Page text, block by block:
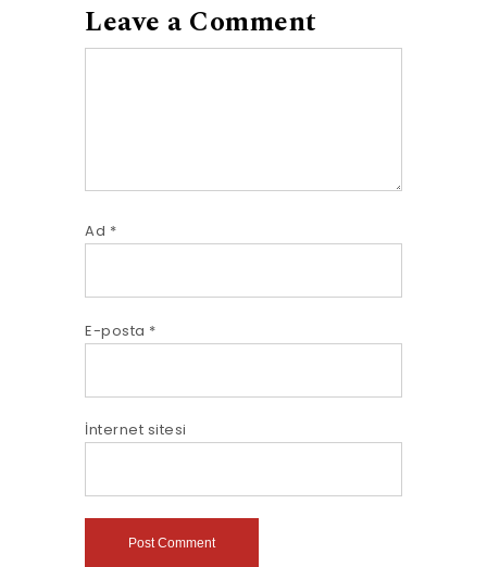
Leave a Comment
Ad *
E-posta *
İnternet sitesi